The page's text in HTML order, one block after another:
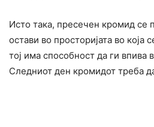
Исто така, пресечен кромид се
остави во просторијата во која
тој има способност да ги впива
Следниот ден кромидот треба